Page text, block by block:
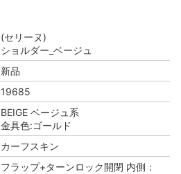
(セリーヌ)
ショルダー_ベージュ
新品
19685
BEIGE ベージュ系
金具色:ゴールド
カーフスキン
フラップ+ターンロック開閉 内側：